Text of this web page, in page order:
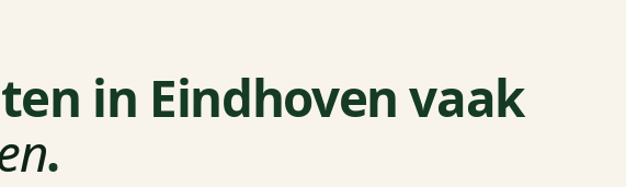
in Eindhoven vaak
.